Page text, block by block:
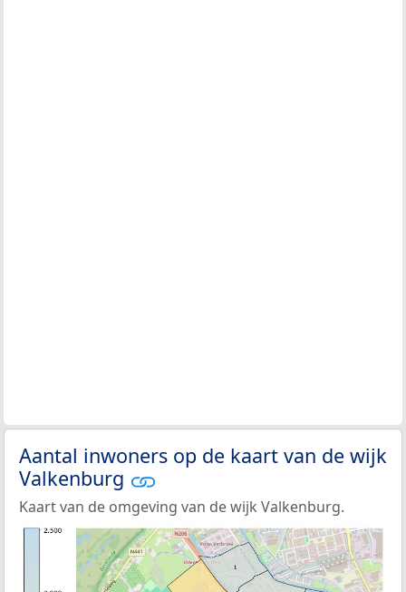
Aantal inwoners op de kaart van de wijk
Valkenburg
Kaart van de omgeving van de wijk Valkenburg.